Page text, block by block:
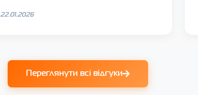
22.01.2026
Переглянути всі відгуки